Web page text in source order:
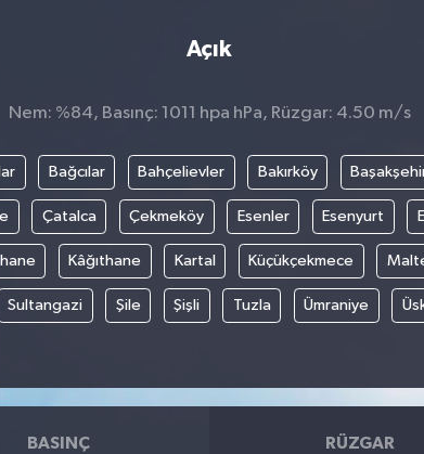
Açık
Nem: %84, Basınç: 1011 hpa hPa, Rüzgar: 4.50 m/s
Bağcılar Bahçelievler Bakırköy
Çatalca Çekmeköy Esenler Esenyurt
Kâğıthane Kartal Küçükçekmece
Sultangazi Şile Şişli Tuzla Ümraniye
BASINÇ RÜZGAR